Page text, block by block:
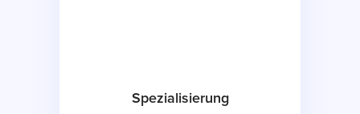
Spezialisierung